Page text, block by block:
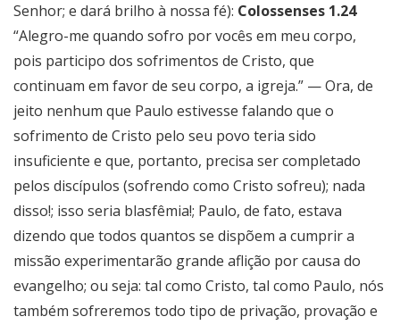
Senhor; e dará brilho à nossa fé): Colossenses 1.24
“Alegro-me quando sofro por vocês em meu corpo,
pois participo dos sofrimentos de Cristo, que
continuam em favor de seu corpo, a igreja.” — Ora, de
jeito nenhum que Paulo estivesse falando que o
sofrimento de Cristo pelo seu povo teria sido
insuficiente e que, portanto, precisa ser completado
pelos discípulos (sofrendo como Cristo sofreu); nada
disso!; isso seria blasfêmia!; Paulo, de fato, estava
dizendo que todos quantos se dispõem a cumprir a
missão experimentarão grande aflição por causa do
evangelho; ou seja: tal como Cristo, tal como Paulo, nós
também sofreremos todo tipo de privação, provação e